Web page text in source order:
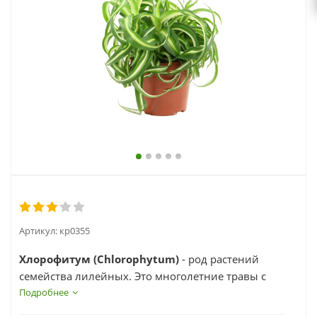
zakaz@topcvetok.ru
Артикул: кр0355
Хлорофитум (Chlorophytum) - род растений
семейства лилейных. Это многолетние травы с
утолщенными, иногда клубневидными корнями
Подробнее